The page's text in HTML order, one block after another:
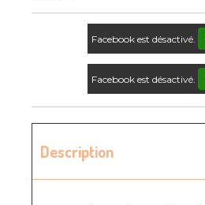
Facebook est désactivé.
Facebook est désactivé.
Description